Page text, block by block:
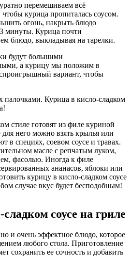
перемешиваем всё
курица пропиталась соусом.
огонь, накрыть блюдо
минуты. Курица почти
блюдо, выкладывая на тарелки.
будут большими
а курицу мы положим в
вариант, чтобы
палочками. Курица в кисло-сладком
стиле готовят из филе куриной
него можно взять крылья или
в специях, соевом соусе и травах.
масле с репчатым луком,
фасолью. Иногда к филе
ананасов, яблоки или
курицу в кисло-сладком соусе
случае вкус будет бесподобным!
соусе на гриле
и очень эффектное блюдо, которое
любого стола. Приготовление
сохранить ее сочность и добавить